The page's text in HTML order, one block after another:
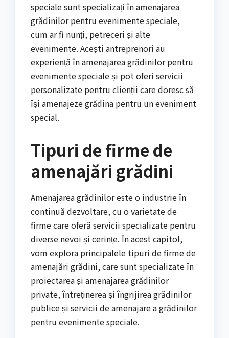
speciale sunt specializați în amenajarea
grădinilor pentru evenimente speciale,
cum ar fi nunți, petreceri și alte
evenimente. Acești antreprenori au
experiență în amenajarea grădinilor pentru
evenimente speciale și pot oferi servicii
personalizate pentru clienții care doresc să
își amenajeze grădina pentru un eveniment
special.
Tipuri de firme de
amenajări grădini
Amenajarea grădinilor este o industrie în
continuă dezvoltare, cu o varietate de
firme care oferă servicii specializate pentru
diverse nevoi și cerințe. În acest capitol,
vom explora principalele tipuri de firme de
amenajări grădini, care sunt specializate în
proiectarea și amenajarea grădinilor
private, întreținerea și îngrijirea grădinilor
publice și servicii de amenajare a grădinilor
pentru evenimente speciale.